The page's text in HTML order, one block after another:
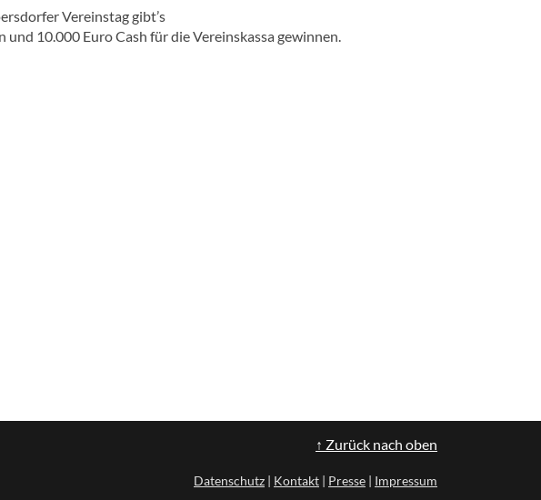
Vereinstag gibt’s
und 10.000 Euro Cash für die Vereinskassa gewinnen.
↑ Zurück nach oben
Datenschutz | Kontakt | Presse | Impressum